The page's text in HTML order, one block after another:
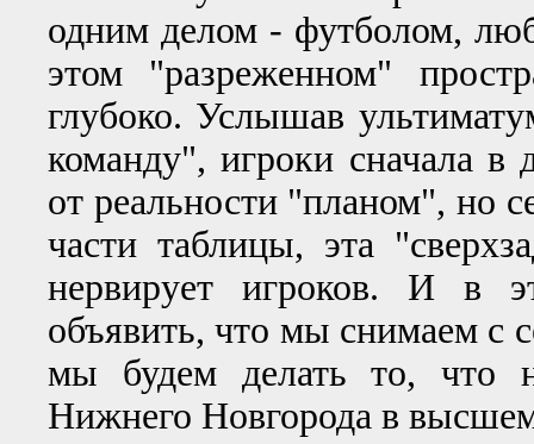
одним делом - футболом,
этом "разреженном"
глубоко. Услышав
команду", игроки сначала
от реальности "планом", но
части таблицы, эта
нервирует игроков. И в
объявить, что мы снимаем с
мы будем делать то, что
Нижнего Новгорода в